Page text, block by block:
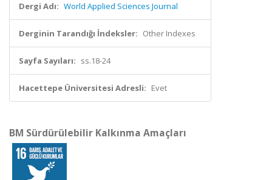
Dergi Adı: World Applied Sciences Journal
Derginin Tarandığı İndeksler: Other Indexes
Sayfa Sayıları: ss.18-24
Hacettepe Üniversitesi Adresli: Evet
BM Sürdürülebilir Kalkınma Amaçları